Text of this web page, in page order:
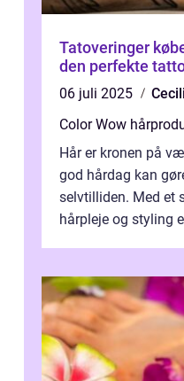
Tatoveringer
den perfekte
06 juli 2025
Color Wow
Hår er kronen på
god hårdag kan
selvtilliden. Med et
hårpleje og styling